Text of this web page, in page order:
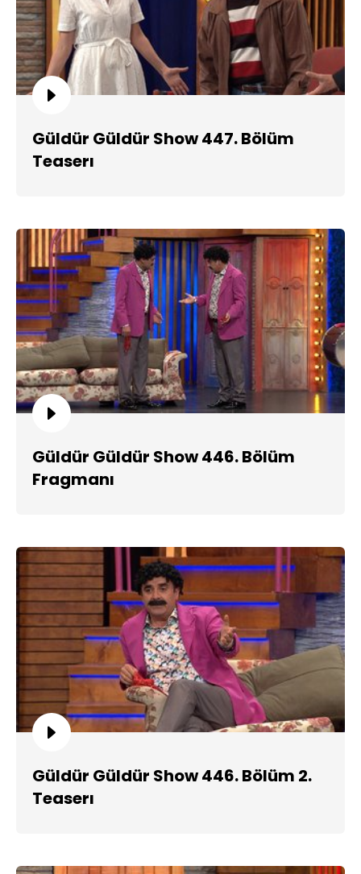
Güldür Güldür Show 447. Bölüm
Teaserı
Güldür Güldür Show 446. Bölüm
Fragmanı
Güldür Güldür Show 446. Bölüm 2.
Teaserı